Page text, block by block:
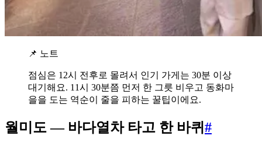
📌 노트
점심은 12시 전후로 몰려서 인기 가게는 30분 이상
대기해요. 11시 30분쯤 먼저 한 그릇 비우고 동화마
을을 도는 역순이 줄을 피하는 꿀팁이에요.
월미도 — 바다열차 타고 한 바퀴#